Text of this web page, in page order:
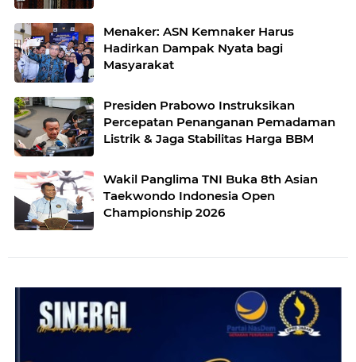
Menaker: ASN Kemnaker Harus
Hadirkan Dampak Nyata bagi
Masyarakat
Presiden Prabowo Instruksikan
Percepatan Penanganan Pemadaman
Listrik & Jaga Stabilitas Harga BBM
Wakil Panglima TNI Buka 8th Asian
Taekwondo Indonesia Open
Championship 2026